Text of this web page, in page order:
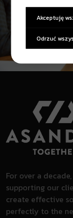
For over a
supporting our
create effective
perfectly to the
Akceptuję
Odrzuć